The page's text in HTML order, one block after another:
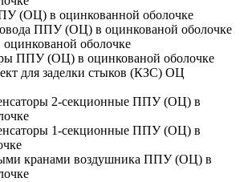
(ОЦ) в оцинкованной оболочке
ППУ (ОЦ) в оцинкованой оболочке
оболочке
ППУ (ОЦ) в оцинкованой оболочке
для заделки стыков (КЗС) ОЦ
2-секционные ППУ (ОЦ) в
1-секционные ППУ (ОЦ) в
кранами воздушника ППУ (ОЦ) в